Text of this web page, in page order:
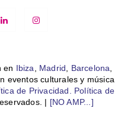
en Ibiza Madrid Barcelona
eventos culturales y música
de Privacidad.
Política de
| [NO AMP...]